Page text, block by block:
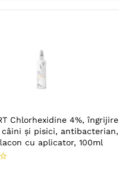
Chlorhexidine 4%, îngrijire
câini și pisici, antibacterian,
cu aplicator, 100ml
☆